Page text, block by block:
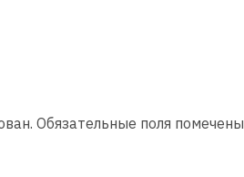
Обязательные поля помечены